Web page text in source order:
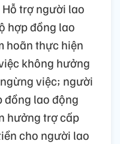
trợ người lao
hợp đồng lao
hoãn thực hiện
không hưởng
việc; người
đồng lao động
hưởng trợ cấp
cho người lao